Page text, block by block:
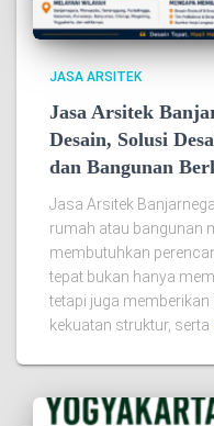
JASA ARSITEK
Jasa Arsitek
Desain, Solusi
dan Bangunan
Jasa Arsitek
rumah atau bangunan
membutuhkan
tepat bukan hanya
tetapi juga
kekuatan struktur, serta